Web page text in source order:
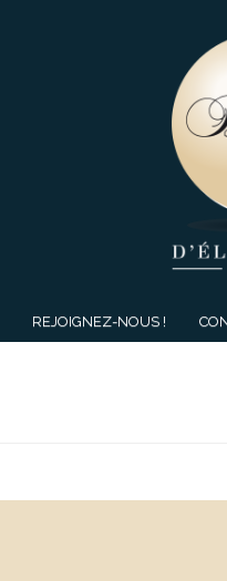
REJOIGNEZ-NOUS !